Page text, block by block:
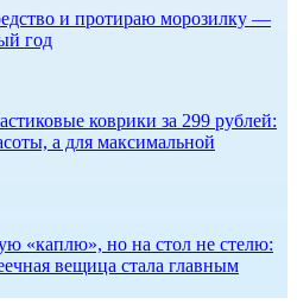
и протираю морозилку —
год
коврики за 299 рублей:
а для максимальной
«каплю», но на стол не стелю:
вещица стала главным